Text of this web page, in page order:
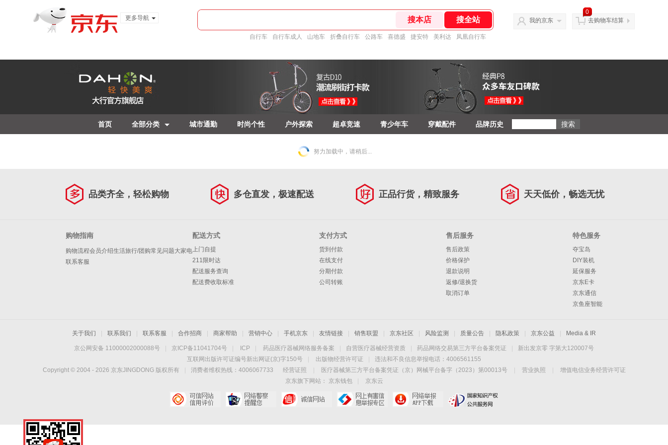
更多导航
自行车 自行车成人 山地车 折叠自行车 公路车 喜德盛 捷安特 美利达 凤凰自行车
我的京东
0
去购物车结算
首页 全部分类 城市通勤 时尚个性 户外探索 超卓竞速 青少年车 穿戴配件 品牌历史
努力加载中，请稍后...
品类齐全，轻松购物 多仓直发，极速配送 正品行货，精致服务 天天低价，畅选无忧
购物指南
购物流程会员介绍生活旅行/团购常见问题大家电
联系客服
配送方式
上门自提
211限时达
配送服务查询
配送费收取标准
支付方式
货到付款
在线支付
分期付款
公司转账
售后服务
售后政策
价格保护
退款说明
返修/退换货
取消订单
特色服务
夺宝岛
DIY装机
延保服务
京东E卡
京东通信
京鱼座智能
关于我们 联系我们 联系客服 合作招商 商家帮助 营销中心 手机京东 友情链接 销售联盟 京东社区 风险监测 质量公告 隐私政策 京东公益 Media & IR
京公网安备 11000002000088号 京ICP备11041704号 ICP 药品医疗器械网络服务备案 自营医疗器械经营资质 药品网络交易第三方平台备案凭证
新出发京零 字第大120007号
互联网出版许可证编号新出网证(京)字150号
出版物经营许可证
违法和不良信息举报电话：4006561155
Copyright © 2004 - 2026 京东JINGDONG 版权所有 消费者维权热线：4006067733 经营证照 医疗器械第三方平台备案凭证（京）网械平台备字（2023）第00013号 营业执照
增值电信业务经营许可证
京东旗下网站：
京东钱包 京东云